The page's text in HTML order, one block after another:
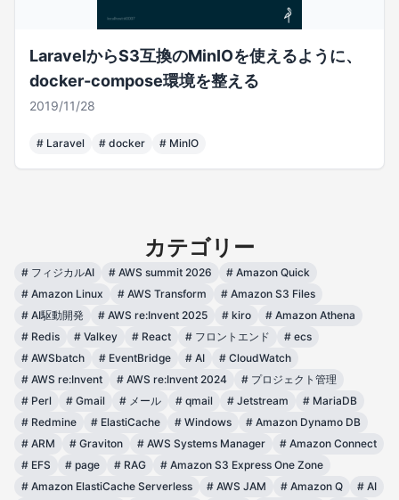
LaravelからS3互換のMinIOを使えるように、
docker-compose環境を整える
2019/11/28
# Laravel # docker # MinIO
カテゴリー
# フィジカルAI # AWS summit 2026 # Amazon Quick
# Amazon Linux # AWS Transform # Amazon S3 Files
# AI駆動開発 # AWS re:Invent 2025 # kiro # Amazon Athena
# Redis # Valkey # React # フロントエンド # ecs
# AWSbatch # EventBridge # AI # CloudWatch
# AWS re:Invent # AWS re:Invent 2024 # プロジェクト管理
# Perl # Gmail # メール # qmail # Jetstream # MariaDB
# Redmine # ElastiCache # Windows # Amazon Dynamo DB
# ARM # Graviton # AWS Systems Manager # Amazon Connect
# EFS # page # RAG # Amazon S3 Express One Zone
# Amazon ElastiCache Serverless # AWS JAM # Amazon Q # AI